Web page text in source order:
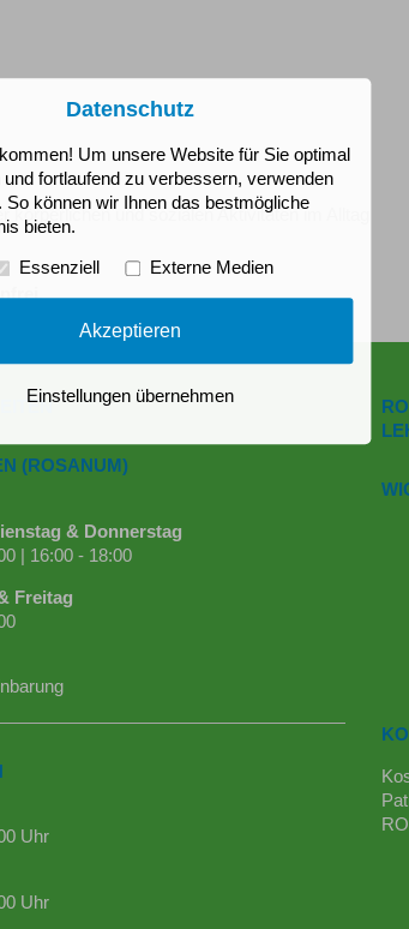
und sozialen Aktivitäten im Alltag
(ROSANUM)
& Donnerstag
| 16:00 - 18:00
Freitag
Uhr
Uhr
Datenschutz
Um unsere Website für Sie optimal
und fortlaufend zu verbessern, verwenden
So können wir Ihnen das bestmögliche
bieten.
Essenziell Externe Medien
Akzeptieren
Einstellungen übernehmen